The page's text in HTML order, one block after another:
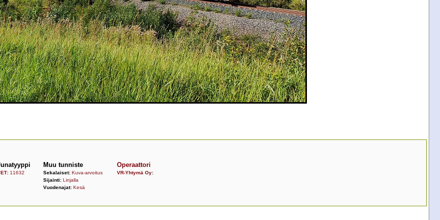
: 11632
Muu tunniste
Sekalaiset: Kuva-arvoitus
Sijainti: Linjalla
Vuodenajat: Kesä
Operaattori
VR-Yhtymä Oy: